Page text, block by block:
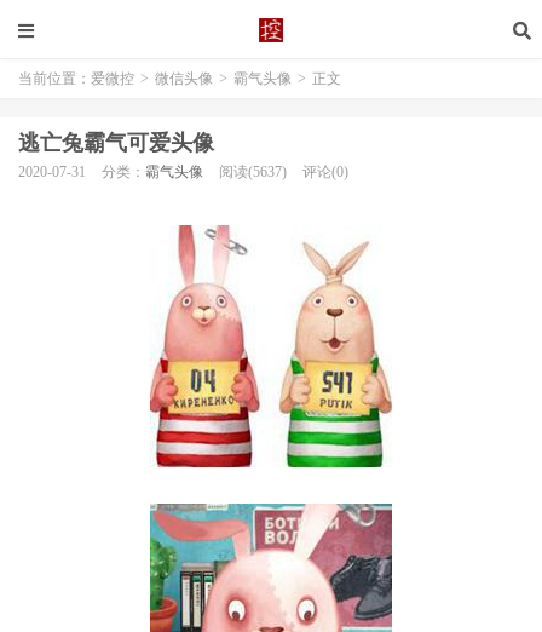
当前位置： 爱微控 > 微信头像 > 霸气头像 > 正文
逃亡兔霸气可爱头像
2020-07-31 分类： 霸气头像 阅读(5637) 评论(0)